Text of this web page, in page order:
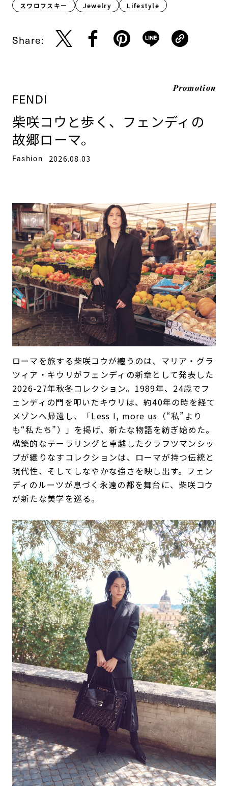
スワロフスキー Jewelry Lifestyle​
Share:
Promotion
FENDI
柴咲コウと歩く、フェンディの
故郷ローマ。
Fashion 2026.08.03
ローマを旅する柴咲コウが纏うのは、マリア・グラ
ツィア・キウリがフェンディの新章として発表した
2026-27年秋冬コレクション。1989年、24歳でフ
ェンディの門を叩いたキウリは、約40年の時を経て
メゾンへ帰還し、「Less I, more us（“私”より
も“私たち”）」を掲げ、新たな物語を紡ぎ始めた。
構築的なテーラリングと卓越したクラフツマンシッ
プが織りなすコレクションは、ローマが持つ伝統と
現代性、そしてしなやかな強さを映し出す。フェン
ディのルーツが息づく永遠の都を舞台に、柴咲コウ
が新たな美学を巡る。